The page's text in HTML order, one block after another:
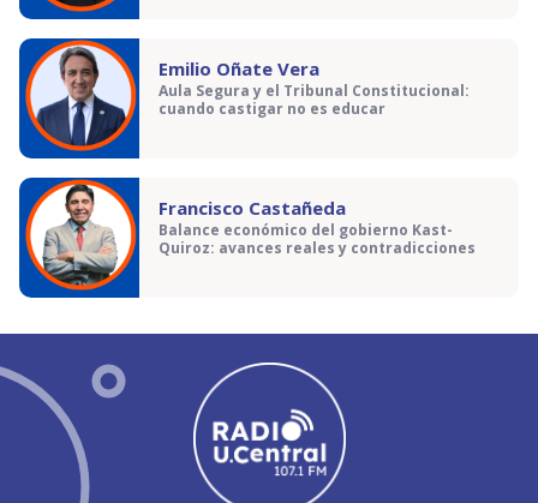
Emilio Oñate Vera
Aula Segura y el Tribunal Constitucional:
cuando castigar no es educar
Francisco Castañeda
Balance económico del gobierno Kast-
Quiroz: avances reales y contradicciones